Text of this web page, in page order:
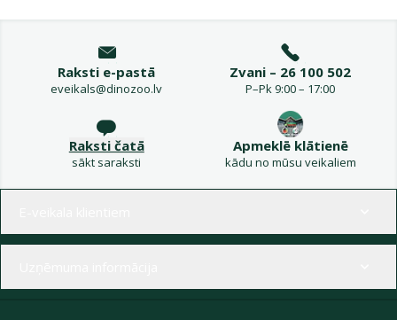
Raksti e-pastā
eveikals@dinozoo.lv
Zvani – 26 100 502
P–Pk 9:00 – 17:00
Raksti čatā
sākt saraksti
Apmeklē klātienē
kādu no mūsu veikaliem